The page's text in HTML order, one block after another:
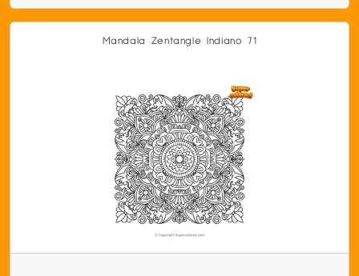
Mandala Zentangle Indiano 71